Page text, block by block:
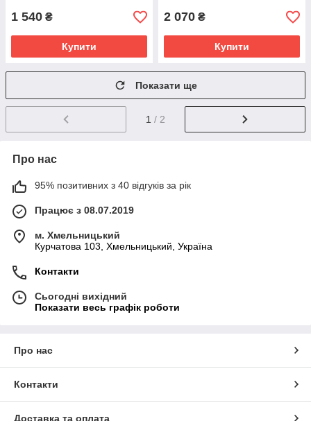
1 540 ₴
Купити
2 070 ₴
Купити
Показати ще
1 / 2
Про нас
95% позитивних з 40 відгуків за рік
Працює з 08.07.2019
м. Хмельницький
Курчатова 103, Хмельницький, Україна
Контакти
Сьогодні вихідний
Показати весь графік роботи
Про нас
Контакти
Доставка та оплата